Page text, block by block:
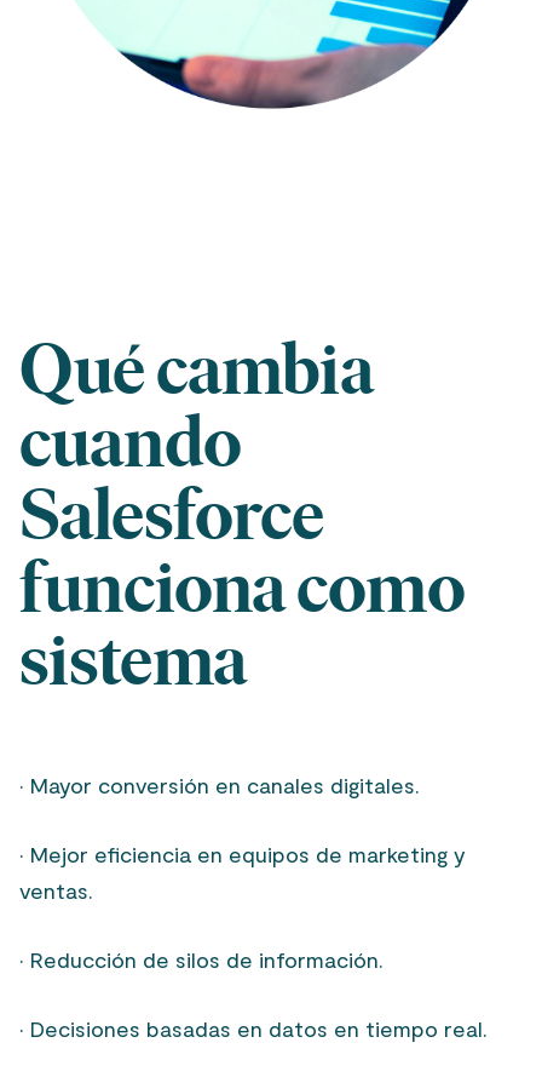
Qué cambia
cuando
Salesforce
funciona como
sistema
· Mayor conversión en canales digitales.
· Mejor eficiencia en equipos de marketing y
ventas.
· Reducción de silos de información.
· Decisiones basadas en datos en tiempo real.